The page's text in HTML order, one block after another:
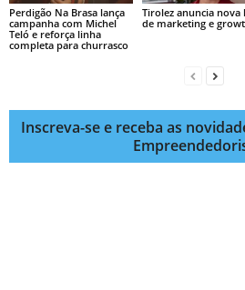
Perdigão Na Brasa lança
campanha com Michel
Teló e reforça linha
completa para churrasco
Tirolez anuncia nova
de marketing e
Inscreva-se e receba as